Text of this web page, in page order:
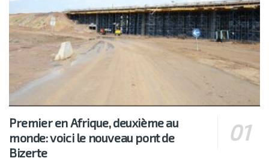
Premier en Afrique, deuxième au
monde: voici le nouveau pont de
Bizerte